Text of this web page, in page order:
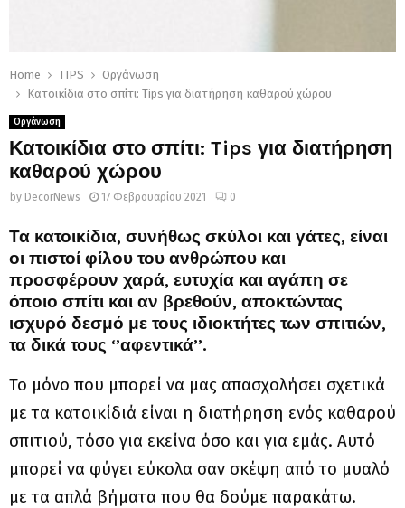
Home TIPS
Οργάνωση
Κατοικίδια στο σπίτι: Tips για διατήρηση καθαρού χώρου
Οργάνωση
Κατοικίδια στο σπίτι: Tips για διατήρηση
καθαρού χώρου
by DecorNews 17 Φεβρουαρίου 2021 0
Τα κατοικίδια, συνήθως σκύλοι και γάτες, είναι
οι πιστοί φίλου του ανθρώπου και
προσφέρουν χαρά, ευτυχία και αγάπη σε
όποιο σπίτι και αν βρεθούν, αποκτώντας
ισχυρό δεσμό με τους ιδιοκτήτες των σπιτιών,
τα δικά τους ‘’αφεντικά’’.
Το μόνο που μπορεί να μας απασχολήσει σχετικά
με τα κατοικίδιά είναι η διατήρηση ενός καθαρού
σπιτιού, τόσο για εκείνα όσο και για εμάς. Αυτό
μπορεί να φύγει εύκολα σαν σκέψη από το μυαλό
με τα απλά βήματα που θα δούμε παρακάτω.